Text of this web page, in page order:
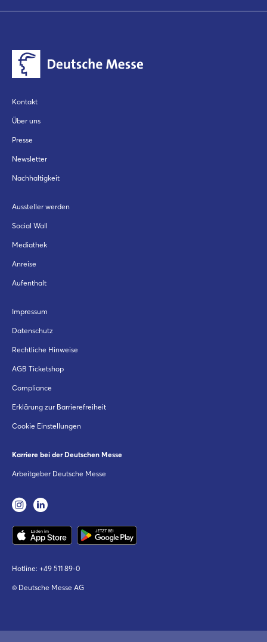
Kontakt
Über uns
Presse
Newsletter
Nachhaltigkeit
Aussteller werden
Social Wall
Mediathek
Anreise
Aufenthalt
Impressum
Datenschutz
Rechtliche Hinweise
AGB Ticketshop
Compliance
Erklärung zur Barrierefreiheit
Cookie Einstellungen
Karriere bei der Deutschen Messe
Arbeitgeber Deutsche Messe
Hotline: +49 511 89-0
© Deutsche Messe AG